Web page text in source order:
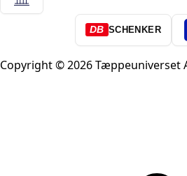
DB SCHENKER
Copyright © 2026 Tæppeuniverset